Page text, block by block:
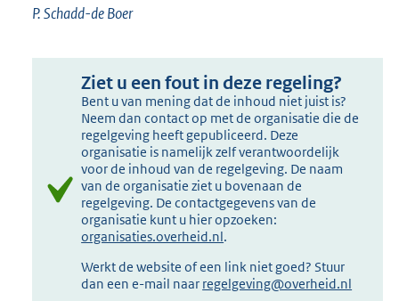
P. Schadd-de Boer
Ziet u een fout in deze regeling?
Bent u van mening dat de inhoud niet juist is?
Neem dan contact op met de organisatie die de
regelgeving heeft gepubliceerd. Deze
organisatie is namelijk zelf verantwoordelijk
voor de inhoud van de regelgeving. De naam
van de organisatie ziet u bovenaan de
regelgeving. De contactgegevens van de
organisatie kunt u hier opzoeken:
organisaties.overheid.nl.
Werkt de website of een link niet goed? Stuur
dan een e-mail naar regelgeving@overheid.nl